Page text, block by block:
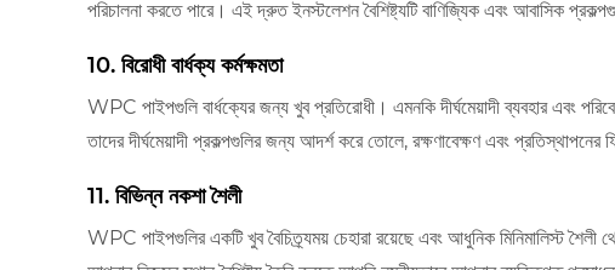
পরিচালনা করতে পারে। এই দ্রুত ইনস্টলেশন বৈশিষ্ট্যটি বাণিজ্যিক এবং আবাসিক
10. বিরোধী বার্ধক্য কর্মক্ষমতা
WPC পাইপগুলি বার্ধক্যের জন্য খুব প্রতিরোধী। এমনকি দীর্ঘমেয়াদী ব্যবহার এবং
তাদের দীর্ঘমেয়াদী প্রকল্পগুলির জন্য আদর্শ করে তোলে, রক্ষণাবেক্ষণ এবং প্রতিস্থাপনের
11. বিভিন্ন নকশা শৈলী
WPC পাইপগুলির একটি খুব বৈচিত্র্যময় চেহারা রয়েছে এবং আধুনিক মিনিমালিস্ট শৈলী